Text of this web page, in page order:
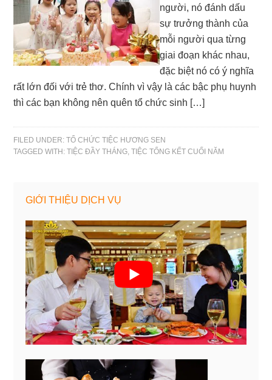
người, nó đánh dấu
sự trưởng thành của
mỗi người qua từng
giai đoạn khác nhau,
đặc biệt nó có ý nghĩa
rất lớn đối với trẻ thơ. Chính vì vậy là các bậc phụ huynh
thì các bạn không nên quên tổ chức sinh […]
FILED UNDER:TỔ CHỨC TIỆC HƯƠNG SEN
TAGGED WITH:TIỆC ĐẦY THÁNG,TIỆC TỔNG KẾT CUỐI NĂM
GIỚI THIỆU DỊCH VỤ